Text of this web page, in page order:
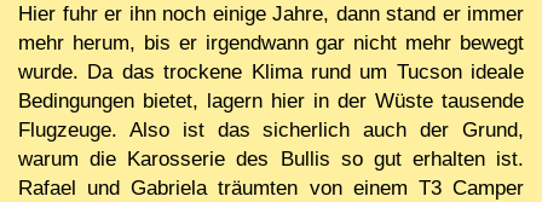
Hier fuhr er ihn noch einige Jahre, dann stand er immer
mehr herum, bis er irgendwann gar nicht mehr bewegt
wurde. Da das trockene Klima rund um Tucson ideale
Bedingungen bietet, lagern hier in der Wüste tausende
Flugzeuge. Also ist das sicherlich auch der Grund,
warum die Karosserie des Bullis so gut erhalten ist.
Rafael und Gabriela träumten von einem T3 Camper